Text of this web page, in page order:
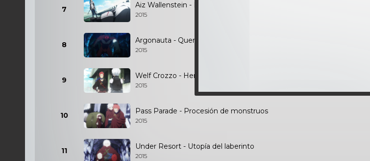
7 Aiz Wallenstein - Princesa de la Espada
2015
8 Argonauta - Querer ser un héroe
2015
9 Welf Crozzo - Herrero
2015
10 Pass Parade - Procesión de monstruos
2015
11 Under Resort - Utopía del laberinto
2015